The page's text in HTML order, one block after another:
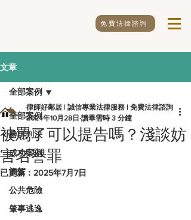
免費法律諮詢
文章
全部案例
勝訴判決
成功案例
酒駕
公共危險
肇事逃逸
全部案例
被罵了可以提告嗎？淺談妨
害名譽罪
律師好鄰居 | 誠信專業法律服務 | 免費法律諮詢
2024年10月28日 讀畢需時 3 分鐘
已更新： 2025年7月7日